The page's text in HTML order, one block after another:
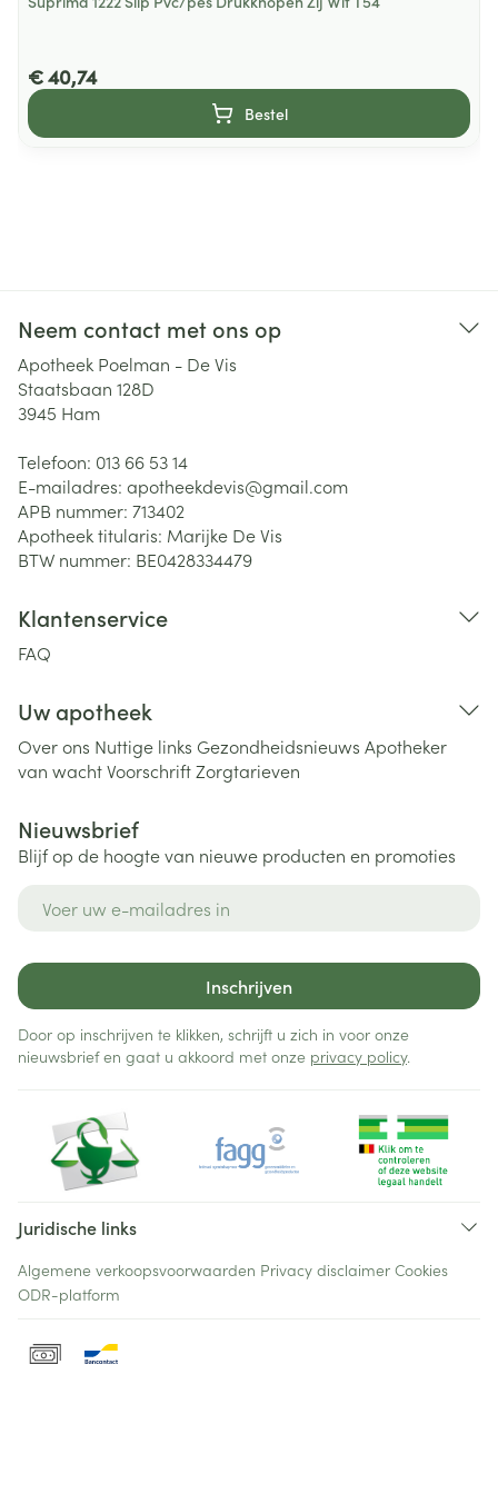
€ 40,74
Bestel
Neem contact met ons op
Apotheek Poelman - De Vis
Staatsbaan 128D
3945 Ham
Telefoon: 013 66 53 14
E-mailadres: apotheekdevis@gmail.com
APB nummer: 713402
Apotheek titularis: Marijke De Vis
BTW nummer: BE0428334479
Klantenservice
FAQ
Uw apotheek
Over ons Nuttige links Gezondheidsnieuws Apotheker
van wachtVoorschriftZorgtarieven
Nieuwsbrief
Blijf op de hoogte van nieuwe producten en promoties
Inschrijven
Door op inschrijven te klikken, schrijft u zich in voor onze
nieuwsbrief en gaat u akkoord met onze privacy policy.
Juridische links
Algemene verkoopsvoorwaarden Privacy disclaimer Cookies
ODR-platform